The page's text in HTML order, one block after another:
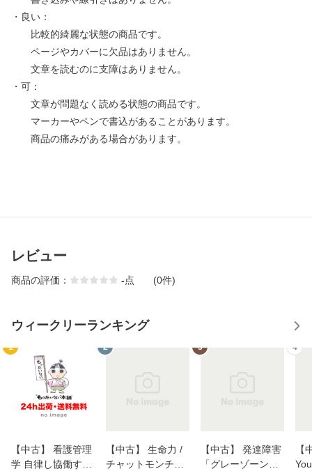
・良い：
比較的綺麗な状態の商品です。
ページやカバーに欠品はありません。
文章を読むのに支障はありません。
・可：
文章が問題なく読める状態の商品です。
マーカーやペンで書込があることがあります。
商品の痛みがある場合があります。
レビュー
商品の評価： -点 (0件)
ウィークリーランキング
1
【中古】 看護管理
学 自律し協働する
2
【中古】 生命力 /
チャットモンチー /
3
【中古】 発達障害
「グレーゾーン」
4
【